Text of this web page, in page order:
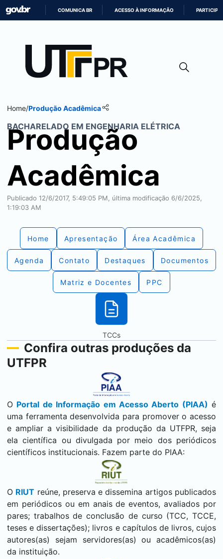
CONTEÚDO
COMUNICA BR ACESSO À INFORMAÇÃO PARTICIPE
Home/Produção Acadêmica
BACHARELADO EM ENGENHARIA ELÉTRICA
Produção
Acadêmica
Publicado 12/6/2017, 5:49:05 PM, última modificação 6/6/2025,
1:19:03 AM
Home Apresentação Área Acadêmica
Agenda Contato Destaques Documentos
Matriz e Docentes PPC
TCCs
Confira outras produções da
UTFPR
O Portal de Informação em Acesso Aberto (PIAA) é
uma ferramenta desenvolvida para promover o acesso
e ampliar a visibilidade da produção da UTFPR, seja
ela científica ou divulgada por meio dos periódicos
científicos institucionais. Fazem parte do PIAA:
O RIUT reúne, preserva e dissemina artigos publicados
em periódicos ou em anais de eventos, avaliados por
pares; trabalhos de conclusão de curso (TCC, TCCE,
teses e dissertações); livros e capítulos de livros, cujos
autores(as) sejam servidores(as) ou acadêmicos(as)
da instituição.